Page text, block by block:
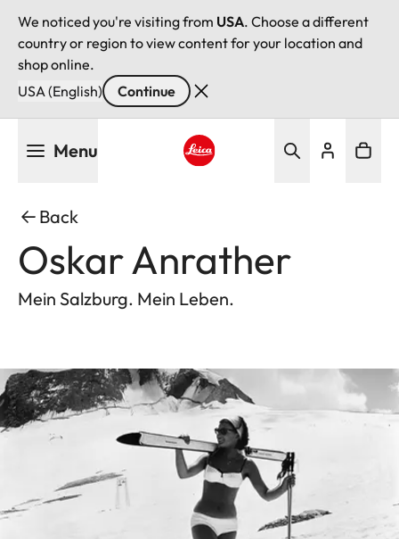
We noticed you're visiting from USA. Choose a different
country or region to view content for your location and
shop online.
USA (English)
Continue
Menu
Back
Oskar Anrather
Mein Salzburg. Mein Leben.